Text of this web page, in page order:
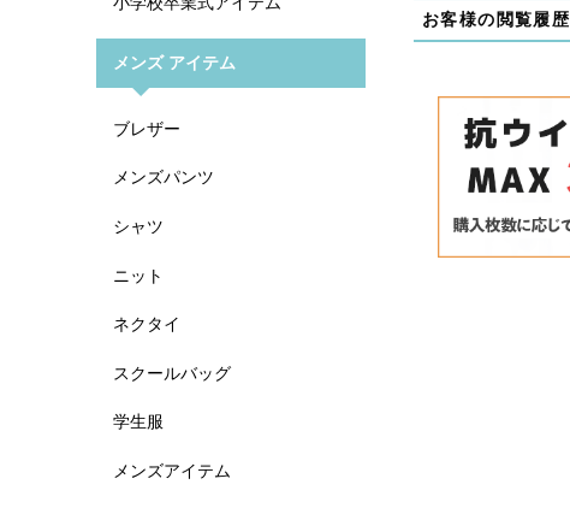
メンズ アイテム
ブレザー
メンズパンツ
シャツ
ニット
ネクタイ
スクールバッグ
学生服
メンズアイテム
お客様の閲覧履歴